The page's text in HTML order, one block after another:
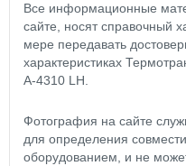
Все информационные
сайте, носят справочный
мере передавать
характеристиках
A-4310 LH.
Фотография на сайте
для определения
оборудованием, и не